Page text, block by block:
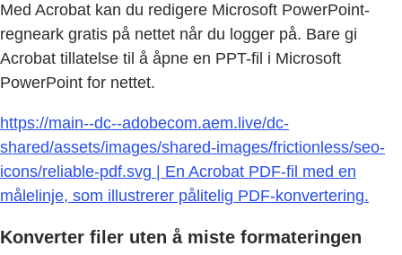
Med Acrobat kan du redigere Microsoft PowerPoint-
regneark gratis på nettet når du logger på. Bare gi
Acrobat tillatelse til å åpne en PPT-fil i Microsoft
PowerPoint for nettet.
https://main--dc--adobecom.aem.live/dc-
shared/assets/images/shared-images/frictionless/seo-
icons/reliable-pdf.svg | En Acrobat PDF-fil med en
målelinje, som illustrerer pålitelig PDF-konvertering.
Konverter filer uten å miste formateringen